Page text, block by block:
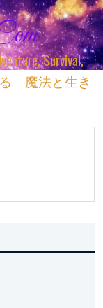
Survival,
る 魔法と生き